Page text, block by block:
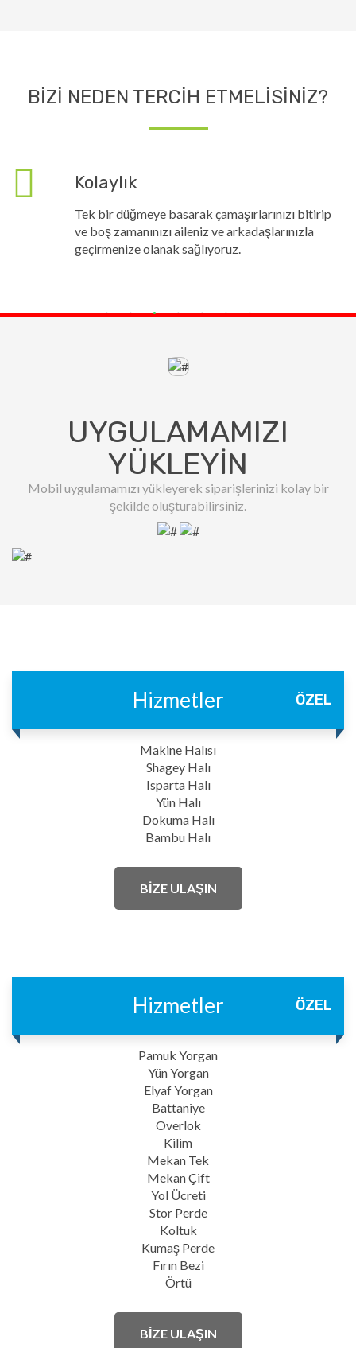
BİZİ NEDEN TERCİH ETMELİSİNİZ?
Kolaylık
Tek bir düğmeye basarak çamaşırlarınızı bitirip
ve boş zamanınızı aileniz ve arkadaşlarınızla
geçirmenize olanak sağlıyoruz.
UYGULAMAMIZI
YÜKLEYIN
Mobil uygulamamızı yükleyerek siparişlerinizi kolay bir
şekilde oluşturabilirsiniz.
Hizmetler ÖZEL
Makine Halısı
Shagey Halı
Isparta Halı
Yün Halı
Dokuma Halı
Bambu Halı
BİZE ULAŞIN
Hizmetler ÖZEL
Pamuk Yorgan
Yün Yorgan
Elyaf Yorgan
Battaniye
Overlok
Kilim
Mekan Tek
Mekan Çift
Yol Ücreti
Stor Perde
Koltuk
Kumaş Perde
Fırın Bezi
Örtü
BİZE ULAŞIN